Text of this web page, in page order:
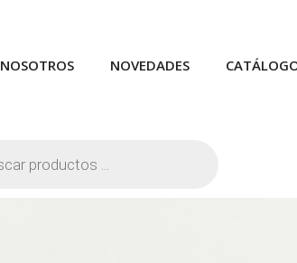
NOSOTROS NOVEDADES